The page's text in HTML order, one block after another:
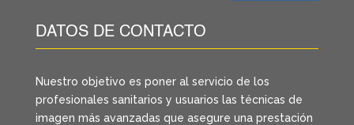
DATOS DE CONTACTO
Nuestro objetivo es poner al servicio de los
profesionales sanitarios y usuarios las técnicas de
imagen más avanzadas que asegure una prestación